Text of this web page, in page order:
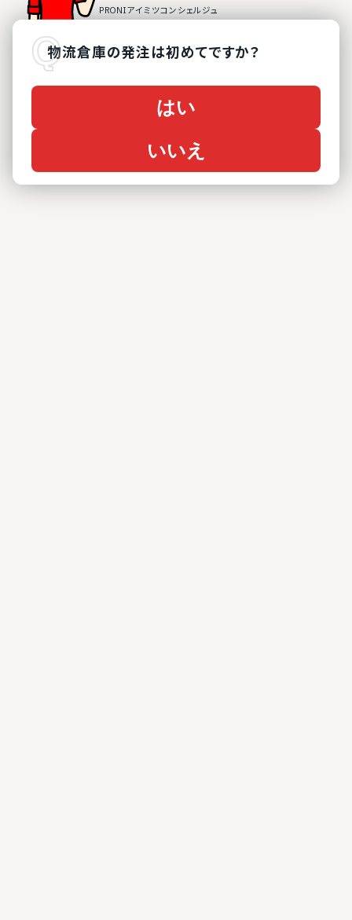
物流倉庫の発注は初めてですか？
はい
いいえ